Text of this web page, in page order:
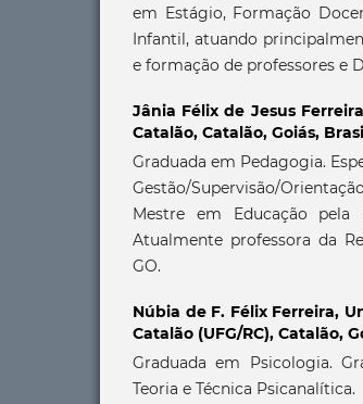
em Estágio, Formação
Infantil, atuando
e formação de professores e
Jânia Félix de Jesus
Catalão, Catalão, Goiás,
Graduada em Pedagogia.
Gestão/Supervisão/
Mestre em Educação pela
Atualmente professora da
GO.
Núbia de F. Félix Ferreira,
Catalão (UFG/RC), Catalão,
Graduada em Psicologia.
Teoria e Técnica Psicanalítica.